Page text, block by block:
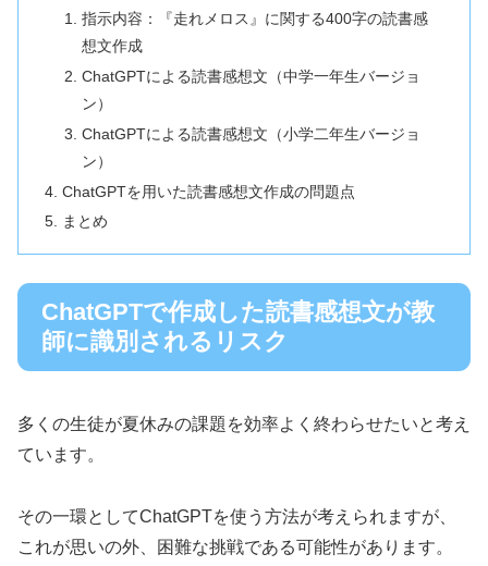
指示内容：『走れメロス』に関する400字の読書感
想文作成
ChatGPTによる読書感想文（中学一年生バージョ
ン）
ChatGPTによる読書感想文（小学二年生バージョ
ン）
ChatGPTを用いた読書感想文作成の問題点
まとめ
ChatGPTで作成した読書感想文が教
師に識別されるリスク
多くの生徒が夏休みの課題を効率よく終わらせたいと考え
ています。
その一環としてChatGPTを使う方法が考えられますが、
これが思いの外、困難な挑戦である可能性があります。